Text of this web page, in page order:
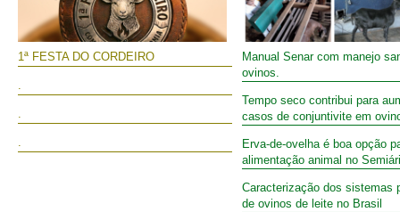
1ª FESTA DO CORDEIRO
.
.
.
Manual Senar com manejo
ovinos.
Tempo seco contribui para
casos de conjuntivite em
Erva-de-ovelha é boa opção
alimentação animal no
Caracterização dos sistemas
de ovinos de leite no Brasil